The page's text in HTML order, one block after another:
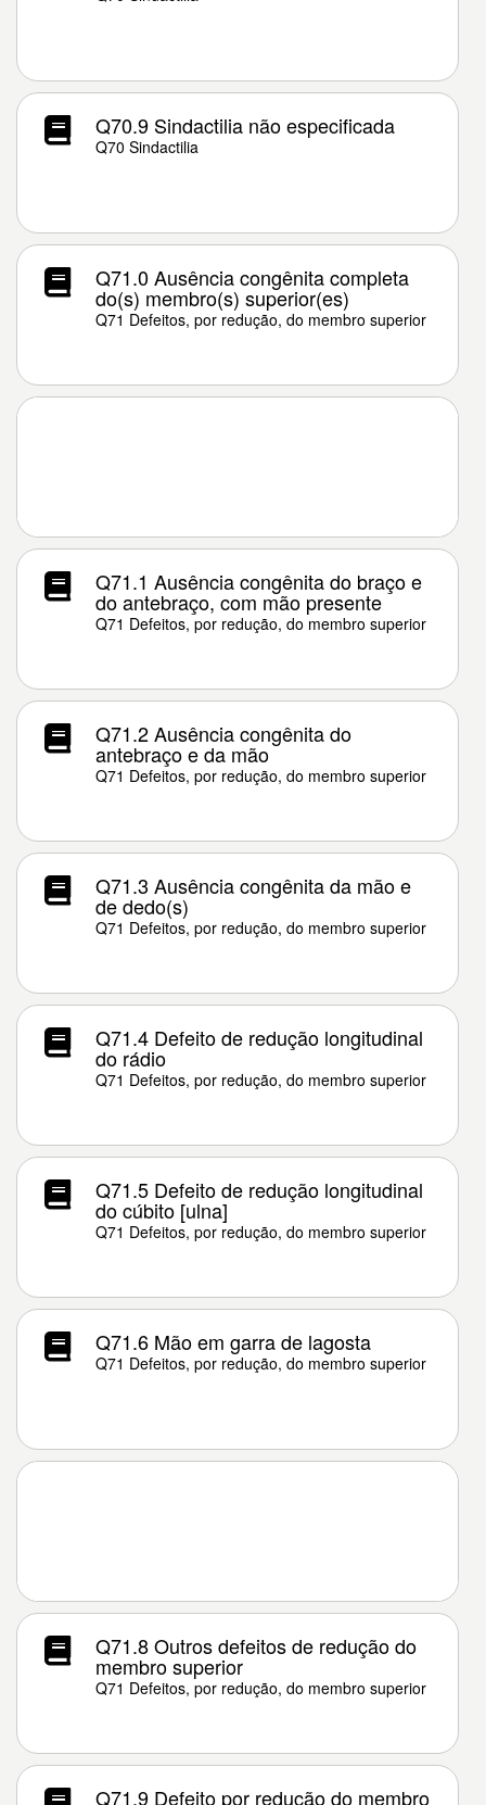
Q70.9 Sindactilia não especificada
Q70 Sindactilia
Q71.0 Ausência congênita completa
do(s) membro(s) superior(es)
Q71 Defeitos, por redução, do membro superior
Q71.1 Ausência congênita do braço e
do antebraço, com mão presente
Q71 Defeitos, por redução, do membro superior
Q71.2 Ausência congênita do
antebraço e da mão
Q71 Defeitos, por redução, do membro superior
Q71.3 Ausência congênita da mão e
de dedo(s)
Q71 Defeitos, por redução, do membro superior
Q71.4 Defeito de redução longitudinal
do rádio
Q71 Defeitos, por redução, do membro superior
Q71.5 Defeito de redução longitudinal
do cúbito [ulna]
Q71 Defeitos, por redução, do membro superior
Q71.6 Mão em garra de lagosta
Q71 Defeitos, por redução, do membro superior
Q71.8 Outros defeitos de redução do
membro superior
Q71 Defeitos, por redução, do membro superior
Q71.9 Defeito por redução do membro